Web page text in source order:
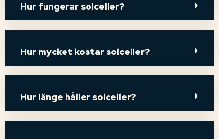
Hur fungerar solceller?
Hur mycket kostar solceller?
Hur länge håller solceller?